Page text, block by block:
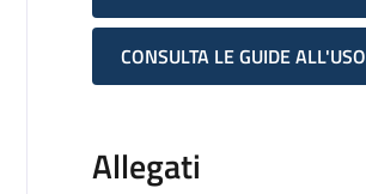
CONSULTA LE GUIDE ALL'USO
Allegati